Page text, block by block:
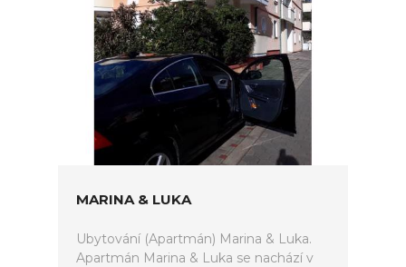
MARINA & LUKA
Ubytování (Apartmán) Marina & Luka.
Apartmán Marina & Luka se nachází v